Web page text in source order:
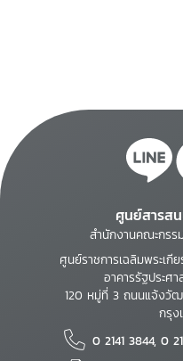
ศูนย์สารส
สำนักงานคณะกร
ศูนย์ราชการเฉลิมพระเ
อาคารรัฐประศ
120 หมู่ที่ 3 ถนนแจ้งวั
กรุง
0 2141 3844, 0